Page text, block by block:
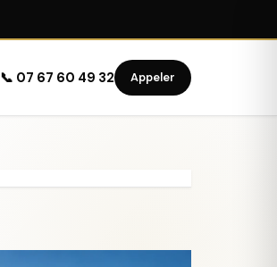
📞 07 67 60 49 32 Appeler